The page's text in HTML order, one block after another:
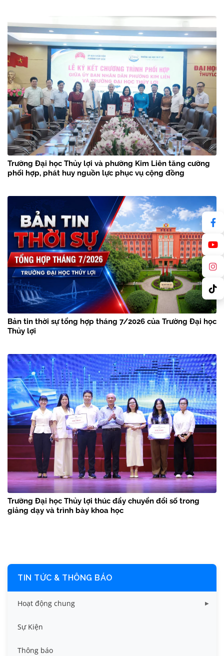
Trường Đại học Thủy lợi và phường Kim Liên tăng cường
phối hợp, phát huy nguồn lực phục vụ cộng đồng
Bản tin thời sự tổng hợp tháng 7/2026 của Trường Đại học
Thủy lợi
Trường Đại học Thủy lợi thúc đẩy chuyển đổi số trong
giảng dạy và trình bày khoa học
TIN TỨC & THÔNG BÁO
Hoạt động chung
Tin công tác sinh viên
Tin đào tạo
Sự Kiện
Thông báo